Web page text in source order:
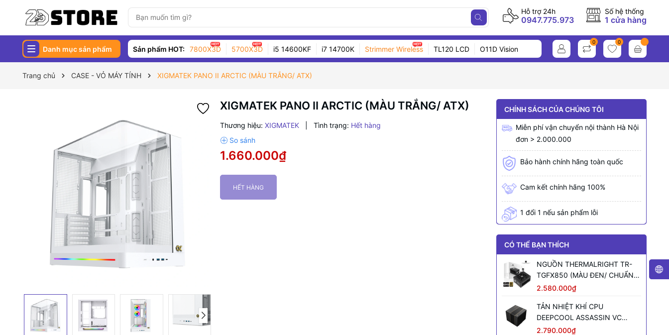
Hỗ trợ 24h
0947.775.973
Số hệ thống
1 cửa hàng
Danh mục sản phẩm Sản phẩm HOT: 7800X3D 5700X3D i5 14600KF i7 14700K Strimmer Wireless TL120 LCD O11D Vision
0 0
Trang chủ CASE - VỎ MÁY TÍNH XIGMATEK PANO II ARCTIC (MÀU TRẮNG/ ATX)
XIGMATEK PANO II ARCTIC (MÀU TRẮNG/ ATX)
Thương hiệu: XIGMATEK Tình trạng: Hết hàng
1.660.000₫
HẾT HÀNG
CHÍNH SÁCH CỦA CHÚNG TÔI
Miễn phí vận chuyển nội thành Hà Nội
đơn > 2.000.000
Bảo hành chính hãng toàn quốc
Cam kết chính hãng 100%
1 đổi 1 nếu sản phẩm lỗi
CÓ THỂ BẠN THÍCH
NGUỒN THERMALRIGHT TR-
TGFX850 (MÀU ĐEN/ CHUẨN
SFX/ FULL MODULAR/ 850W)
2.580.000₫
TẢN NHIỆT KHÍ CPU
DEEPCOOL ASSASSIN VC
ELITE (MÀU ĐEN)
2.790.000₫